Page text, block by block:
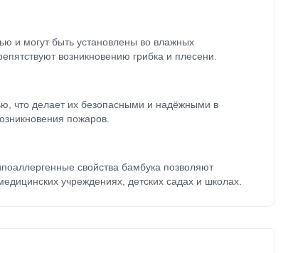
и могут быть установлены во влажных
возникновению грибка и плесени.
что делает их безопасными и надёжными в
пожаров.
свойства бамбука позволяют
учреждениях, детских садах и школах.